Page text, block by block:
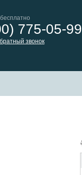
775-05-99
звонок